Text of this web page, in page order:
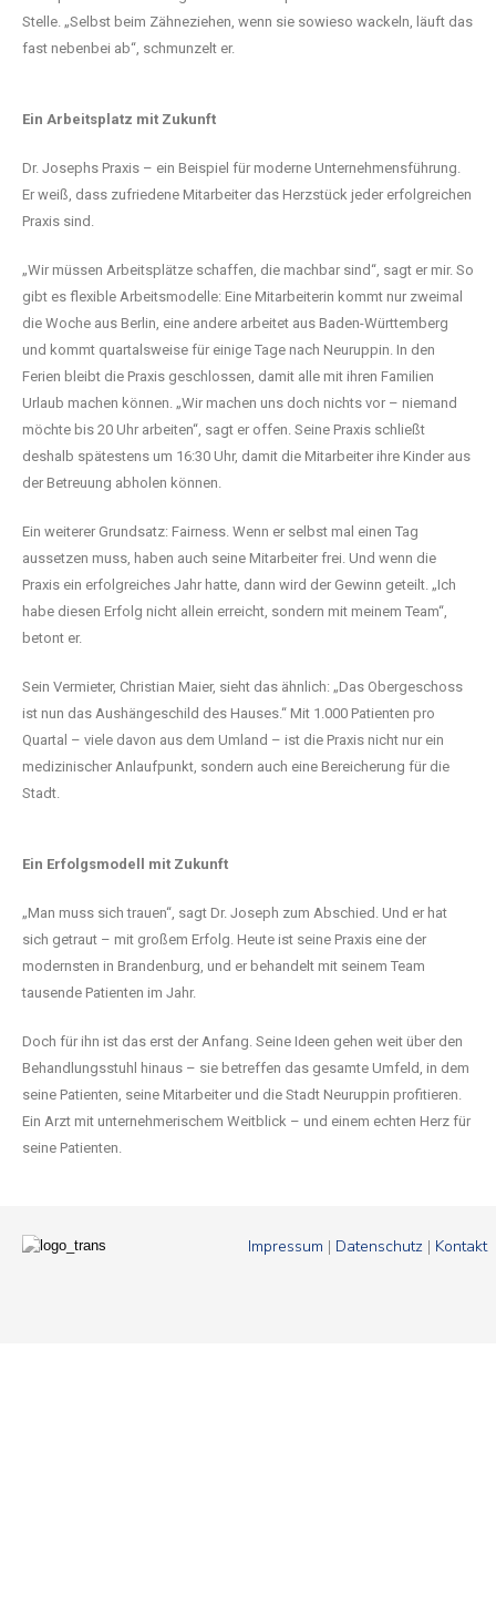
Stelle. „Selbst beim Zähneziehen, wenn sie sowieso wackeln, läuft das
fast nebenbei ab“, schmunzelt er.
Ein Arbeitsplatz mit Zukunft
Dr. Josephs Praxis – ein Beispiel für moderne Unternehmensführung.
Er weiß, dass zufriedene Mitarbeiter das Herzstück jeder erfolgreichen
Praxis sind.
„Wir müssen Arbeitsplätze schaffen, die machbar sind“, sagt er mir. So
gibt es flexible Arbeitsmodelle: Eine Mitarbeiterin kommt nur zweimal
die Woche aus Berlin, eine andere arbeitet aus Baden-Württemberg
und kommt quartalsweise für einige Tage nach Neuruppin. In den
Ferien bleibt die Praxis geschlossen, damit alle mit ihren Familien
Urlaub machen können. „Wir machen uns doch nichts vor – niemand
möchte bis 20 Uhr arbeiten“, sagt er offen. Seine Praxis schließt
deshalb spätestens um 16:30 Uhr, damit die Mitarbeiter ihre Kinder aus
der Betreuung abholen können.
Ein weiterer Grundsatz: Fairness. Wenn er selbst mal einen Tag
aussetzen muss, haben auch seine Mitarbeiter frei. Und wenn die
Praxis ein erfolgreiches Jahr hatte, dann wird der Gewinn geteilt. „Ich
habe diesen Erfolg nicht allein erreicht, sondern mit meinem Team“,
betont er.
Sein Vermieter, Christian Maier, sieht das ähnlich: „Das Obergeschoss
ist nun das Aushängeschild des Hauses.“ Mit 1.000 Patienten pro
Quartal – viele davon aus dem Umland – ist die Praxis nicht nur ein
medizinischer Anlaufpunkt, sondern auch eine Bereicherung für die
Stadt.
Ein Erfolgsmodell mit Zukunft
„Man muss sich trauen“, sagt Dr. Joseph zum Abschied. Und er hat
sich getraut – mit großem Erfolg. Heute ist seine Praxis eine der
modernsten in Brandenburg, und er behandelt mit seinem Team
tausende Patienten im Jahr.
Doch für ihn ist das erst der Anfang. Seine Ideen gehen weit über den
Behandlungsstuhl hinaus – sie betreffen das gesamte Umfeld, in dem
seine Patienten, seine Mitarbeiter und die Stadt Neuruppin profitieren.
Ein Arzt mit unternehmerischem Weitblick – und einem echten Herz für
seine Patienten.
Impressum | Datenschutz | Kontakt